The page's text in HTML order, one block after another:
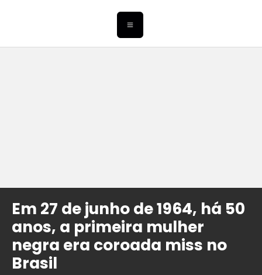
Em 27 de junho de 1964, há 50
anos, a primeira mulher
negra era coroada miss no
Brasil